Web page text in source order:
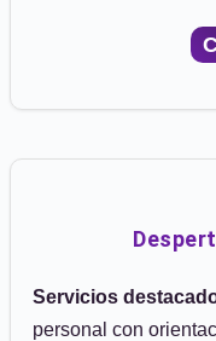
Servicios
personal con